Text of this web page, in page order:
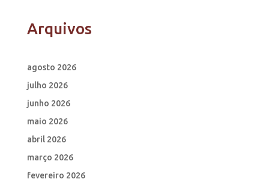
Arquivos
agosto 2026
julho 2026
junho 2026
maio 2026
abril 2026
março 2026
fevereiro 2026